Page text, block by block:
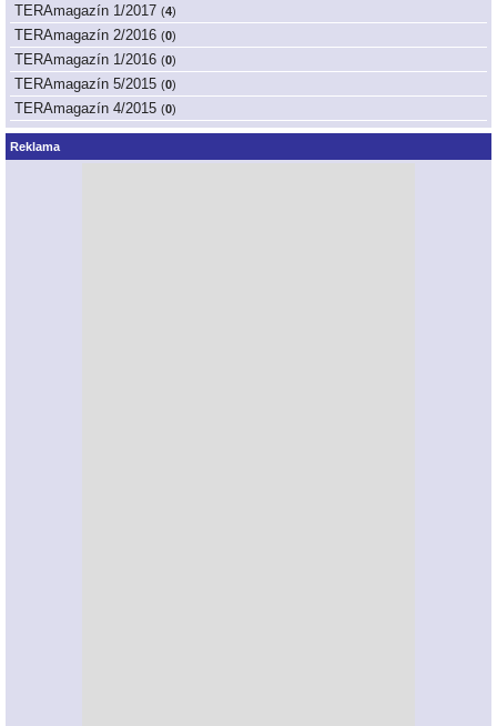
TERAmagazín 1/2017 (4)
TERAmagazín 2/2016 (0)
TERAmagazín 1/2016 (0)
TERAmagazín 5/2015 (0)
TERAmagazín 4/2015 (0)
Reklama